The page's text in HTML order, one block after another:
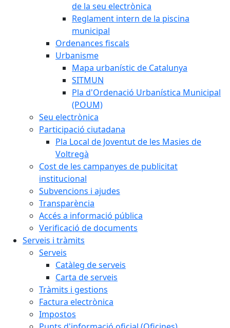
de la seu electrònica
Reglament intern de la piscina
municipal
Ordenances fiscals
Urbanisme
Mapa urbanístic de Catalunya
SITMUN
Pla d'Ordenació Urbanística Municipal
(POUM)
Seu electrònica
Participació ciutadana
Pla Local de Joventut de les Masies de
Voltregà
Cost de les campanyes de publicitat
institucional
Subvencions i ajudes
Transparència
Accés a informació pública
Verificació de documents
Serveis i tràmits
Serveis
Catàleg de serveis
Carta de serveis
Tràmits i gestions
Factura electrònica
Impostos